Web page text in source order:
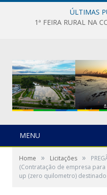
ÚLTIMAS
1ª FEIRA RURAL NA
MENU
Home » Licitações »
(Contratação de empresa
up (zero quilometro)